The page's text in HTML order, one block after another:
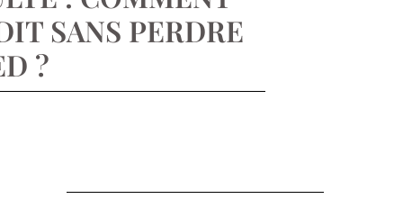
SANS PERDRE
?